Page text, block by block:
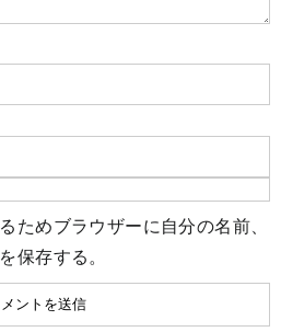
ためブラウザーに自分の名前、
保存する。